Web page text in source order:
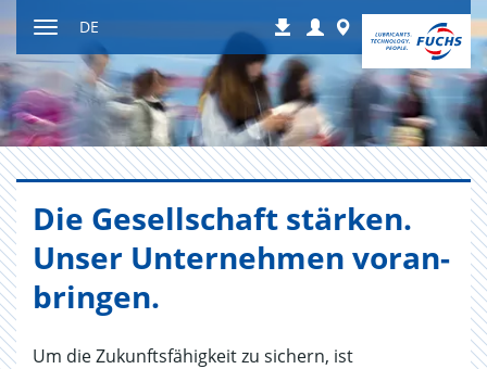
Inhalt Navigation
ein-
bzw.
ausblenden
Downloads
Login Worldwide
DE
Die Ge­sell­schaft stär­ken.
Unser Un­ter­neh­men vor­an­
brin­gen.
Um die Zukunftsfähigkeit zu sichern, ist